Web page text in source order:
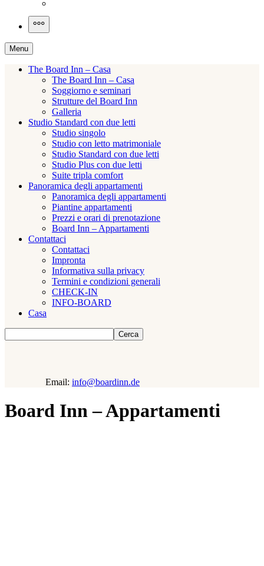
Menu
The Board Inn – Casa
The Board Inn – Casa
Soggiorno e seminari
Strutture del Board Inn
Galleria
Studio Standard con due letti
Studio singolo
Studio con letto matrimoniale
Studio Standard con due letti
Studio Plus con due letti
Suite tripla comfort
Panoramica degli appartamenti
Panoramica degli appartamenti
Piantine appartamenti
Prezzi e orari di prenotazione
Board Inn – Appartamenti
Contattaci
Contattaci
Impronta
Informativa sulla privacy
Termini e condizioni generali
CHECK-IN
INFO-BOARD
Casa
Cerca
Email: info@boardinn.de
Board Inn – Appartamenti